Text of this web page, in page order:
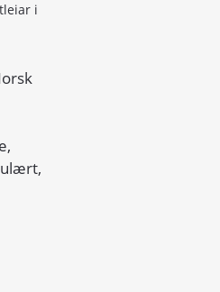
i